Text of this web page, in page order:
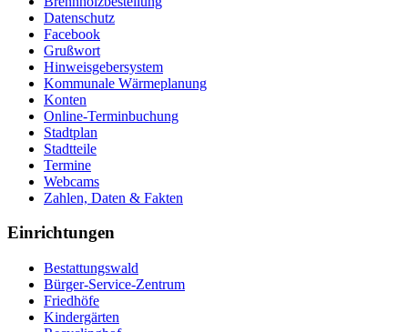
Datenschutz
Facebook
Grußwort
Hinweisgebersystem
Kommunale Wärmeplanung
Konten
Online-Terminbuchung
Stadtplan
Stadtteile
Termine
Webcams
Zahlen, Daten & Fakten
Einrichtungen
Bestattungswald
Bürger-Service-Zentrum
Friedhöfe
Kindergärten